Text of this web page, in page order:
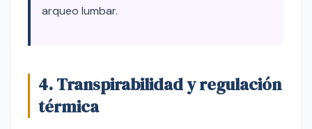
arqueo lumbar.
4. Transpirabilidad y regulación
térmica